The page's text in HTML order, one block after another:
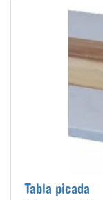
Tabla picada